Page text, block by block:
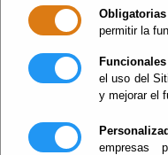
Obligatorias
permitir la
Funcionales
el uso del
y mejorar el
empresas
Información
Período